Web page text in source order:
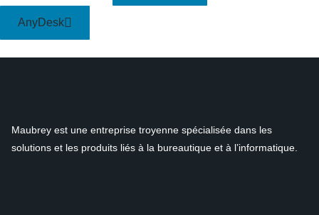
AnyDesk
Maubrey est une entreprise troyenne spécialisée dans les
solutions et les produits liés à la bureautique et à l’informatique.